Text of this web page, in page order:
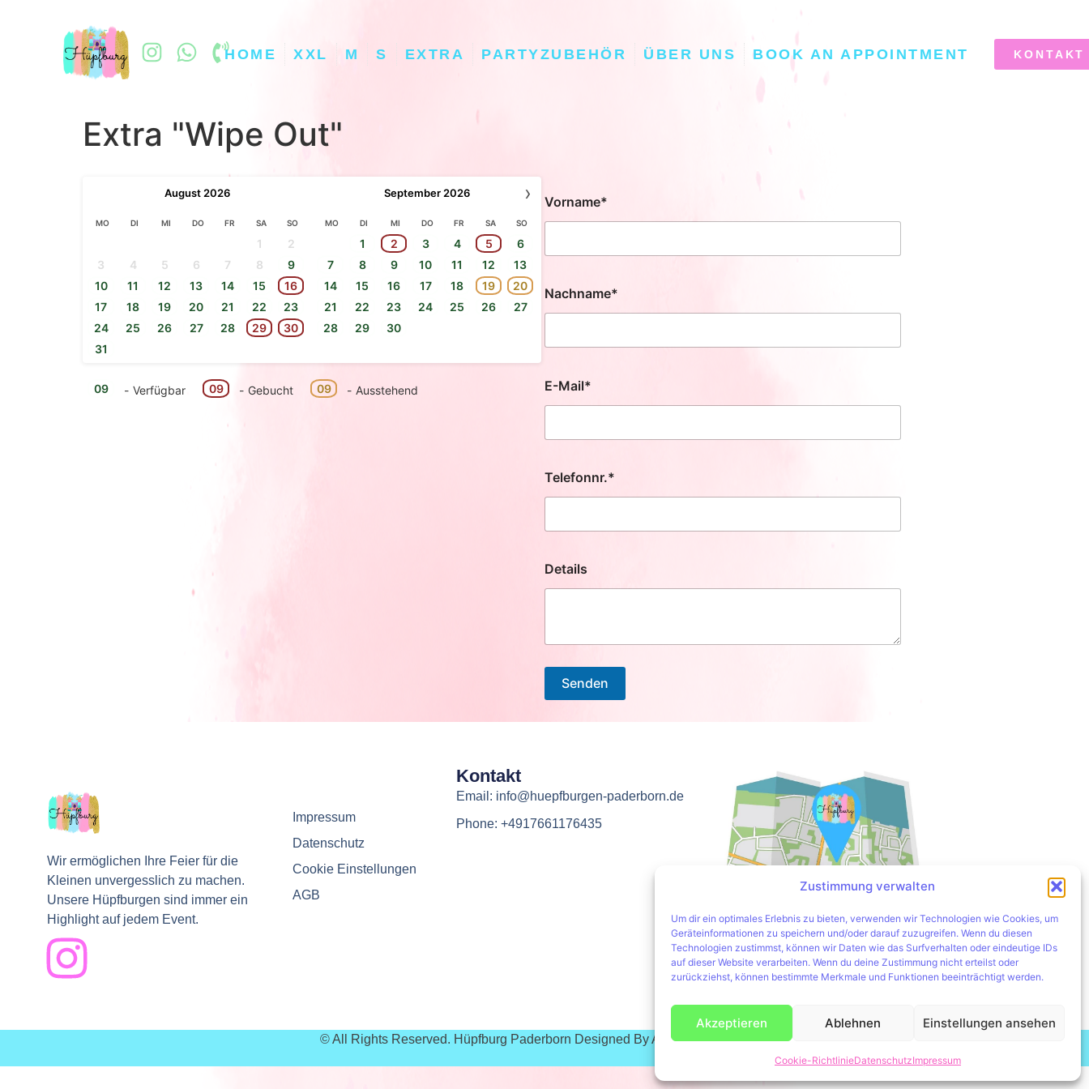
Zustimmung verwalten
Um dir ein optimales Erlebnis zu bieten, verwenden wir Technologien wie Cookies, um
Geräteinformationen zu speichern und/oder darauf zuzugreifen. Wenn du diesen
Technologien zustimmst, können wir Daten wie das Surfverhalten oder eindeutige IDs
auf dieser Website verarbeiten. Wenn du deine Zustimmung nicht erteilst oder
zurückziehst, können bestimmte Merkmale und Funktionen beeinträchtigt werden.
Akzeptieren Ablehnen Einstellungen ansehen
Cookie-RichtlinieDatenschutzImpressum
HOME XXL M S EXTRA PARTYZUBEHÖR ÜBER UNS BOOK AN APPOINTMENT KONTAKT
Extra "Wipe Out"
›
August 2026
MO DI MI DO FR SA SO
1
2
3
4 5 6 7 8
9
10
11 12 13 14 15
16
17
18 19 20 21 22
23
24
25 26 27 28 29
30
31
September 2026
MO DI MI DO FR SA SO
1 2 3 4 5
6
7
8 9 10 11 12
13
14
15 16 17 18 19
20
21
22 23 24 25 26
27
28
29 30
09 - Verfügbar 09 - Gebucht 09 - Ausstehend
Vorname*
Nachname*
E-Mail*
Telefonnr.*
Details
Wir ermöglichen Ihre Feier für die
Kleinen unvergesslich zu machen.
Unsere Hüpfburgen sind immer ein
Highlight auf jedem Event.
Impressum
Datenschutz
Cookie Einstellungen
AGB
Kontakt
Email: info@huepfburgen-paderborn.de
Phone: +4917661176435
Hier zum Routenplaner
© All Rights Reserved. Hüpfburg Paderborn Designed By Agentur Pusteblume